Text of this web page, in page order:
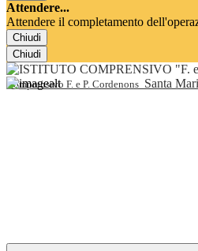
Attendere...
Attendere il completamento
Chiudi
Chiudi
Comprensivo F. e P. Cordenons Santa